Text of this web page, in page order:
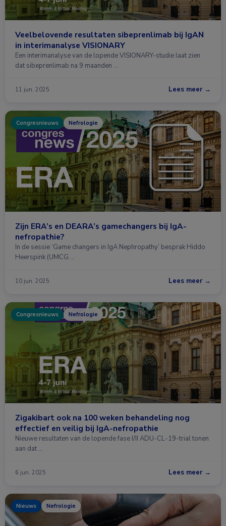
Veelbelovende resultaten sibeprenlimab bij IgAN
in interimanalyse VISIONARY
Een interimanalyse van de lopende VISIONARY-studie laat zien
dat sibeprenlimab na 9 maanden …
11 jun. 2025 Lees meer →
Congresnieuws Nefrologie
Zijn ERA’s en DEARA’s gamechangers bij IgA-
nefropathie?
In de sessie ‘Game changers in IgA Nephropathy’ besprak Hiddo
Heerspink (UMCG …
10 jun. 2025 Lees meer →
Congresnieuws Nefrologie
Zigakibart ook na 100 weken behandeling nog
effectief en veilig bij IgA-nefropathie
Nieuwe resultaten van de lopende fase I/II ADU-CL-19-trial tonen
aan dat …
6 jun. 2025 Lees meer →
Nieuws Nefrologie